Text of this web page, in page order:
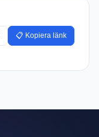
📋 Kopiera länk